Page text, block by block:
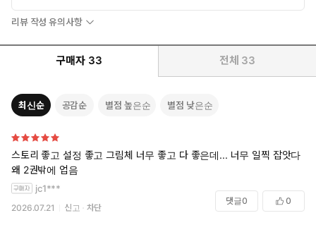
리뷰 작성 유의사항
구매자 33 전체 33
최신순 공감순 별점 높은순 별점 낮은순
스토리 좋고 설정 좋고 그림체 너무 좋고 다 좋은데... 너무 일찍 잡앗다
왜 2권밖에 업음
jc1***
2026.07.21 신고 차단
댓글0 0